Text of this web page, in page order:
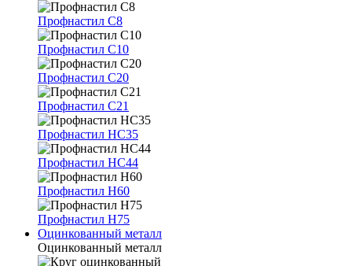
Профнастил С8
Профнастил С10
Профнастил С20
Профнастил С21
Профнастил НС35
Профнастил НС44
Профнастил Н60
Профнастил Н75
Оцинкованный металл
Оцинкованный металл